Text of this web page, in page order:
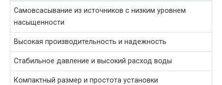
Самовсасывание из источников с низким уровнем
насыщенности
Высокая производительность и надежность
Стабильное давление и высокий расход воды
Компактный размер и простота установки